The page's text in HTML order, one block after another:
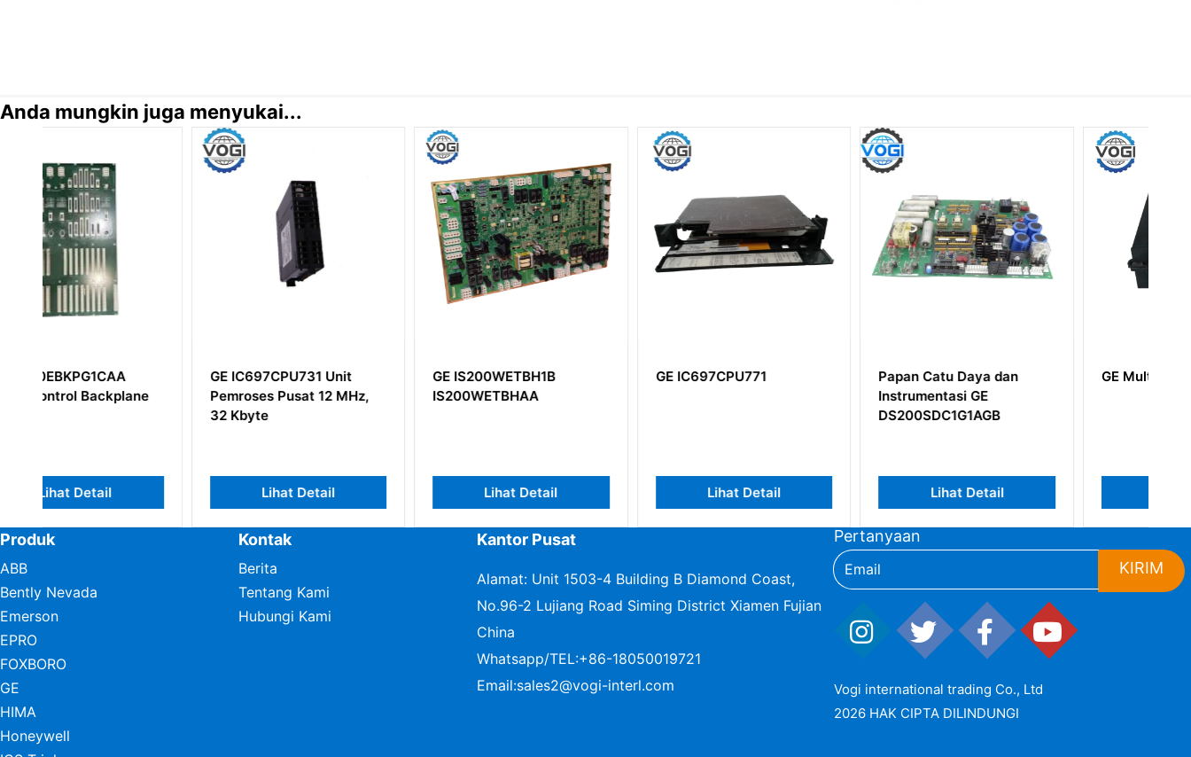
Anda mungkin juga menyukai...
GE IC697CPU731 Unit
Pemroses Pusat 12 MHz,
GE IS200WETBH1B
IS200WETBHAA
GE IC697CPU771
Papan Catu Daya dan
GE Multilin UR9EH
Produk
ABB
Bently Nevada
Emerson
EPRO
FOXBORO
GE
HIMA
Honeywell
Kontak
Berita
Tentang Kami
Hubungi Kami
Kantor Pusat
Alamat: Unit 1503-4 Building B Diamond Coast,
No.96-2 Lujiang Road Siming District Xiamen Fujian
China
Whatsapp/TEL:+86-18050019721
Email:sales2@vogi-interl.com
Pertanyaan
KIRIM
Vogi international trading Co., Ltd
2026 HAK CIPTA DILINDUNGI